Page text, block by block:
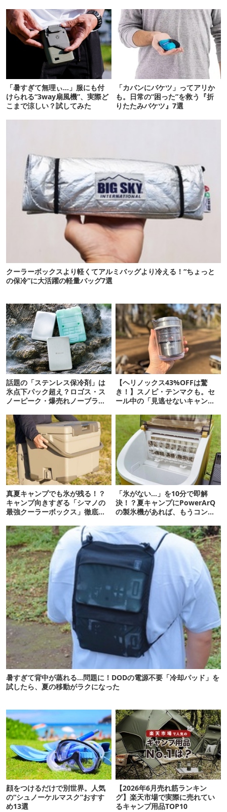
「暑すぎて無理ぃ…」服にも付
けられる“3way扇風機”、実際ど
こまで涼しい？試してみた
「カバンにバケツ」ってアリか
も。日常の“困った”を救う『折
りたたみバケツ』7選
クーラーボックスより軽くてアルミバッグより冷える！“ちょっと
の保冷”に大活躍の軽量バッグ7選
話題の「ステンレス保冷剤」は
氷点下パック超え？ロゴス・ス
ノーピーク・爆売れノーブラン
【ヘリノックス43%OFFは驚
き！】スノピ・テンマクも。セ
ール中の「見逃せないキャンプ
真夏キャンプでも氷が残る！？
キャンプ向きすぎる「シマノの
最強クーラーボックス」徹底解
「氷がない…」を10分で即解
決！？夏キャンプにPowerArQ
の製氷機があれば、もうコンビ
暑すぎて背中が蒸れる…問題に！DODの電源不要「冷却パッド」を
試したら、夏の移動がラクになった
顔をつけるだけで別世界。人気
の“シュノーケルマスク”おすす
め13選
【2026年6月売れ筋ランキン
グ】楽天市場で実際に売れてい
るキャンプ用品TOP10